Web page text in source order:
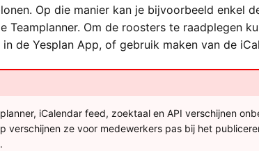
Op die manier kan je bijvoorbeeld enkel
Teamplanner. Om de roosters te raadplegen
de Yesplan App, of gebruik maken van de
iCalendar feed, zoektaal en API verschijnen
verschijnen ze voor medewerkers pas bij het